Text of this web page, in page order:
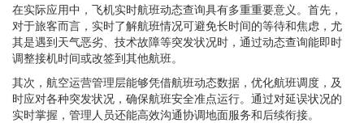
在实际应用中，飞机实时航班动态查询具有多重重要意义。首先，
对于旅客而言，实时了解航班情况可避免长时间的等待和焦虑，尤
其是遇到天气恶劣、技术故障等突发状况时，通过动态查询能即时
调整接机时间或改签到其他航班。
其次，航空运营管理层能够凭借航班动态数据，优化航班调度，及
时应对各种突发状况，确保航班安全准点运行。通过对延误状况的
实时掌握，管理人员还能高效沟通协调地面服务和后续衔接。